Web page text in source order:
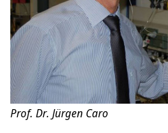
Prof. Dr. Jürgen Caro